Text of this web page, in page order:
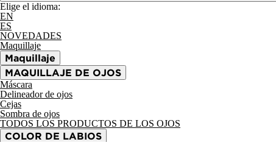
Elige el idioma:
EN
ES
NOVEDADES
Maquillaje
Maquillaje
MAQUILLAJE DE OJOS
Máscara
Delineador de ojos
Cejas
Sombra de ojos
TODOS LOS PRODUCTOS DE LOS OJOS
COLOR DE LABIOS